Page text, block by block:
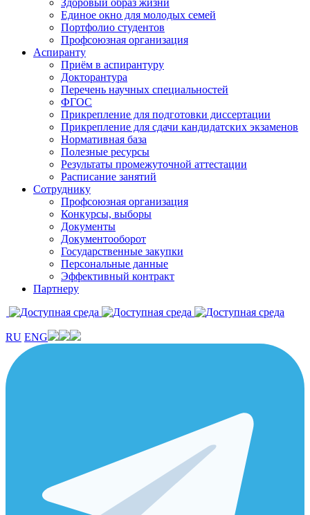
Здоровый образ жизни
Единое окно для молодых семей
Портфолио студентов
Профсоюзная организация
Аспиранту
Приём в аспирантуру
Докторантура
Перечень научных специальностей
ФГОС
Прикрепление для подготовки диссертации
Прикрепление для сдачи кандидатских экзаменов
Нормативная база
Полезные ресурсы
Результаты промежуточной аттестации
Расписание занятий
Сотруднику
Профсоюзная организация
Конкурсы, выборы
Документы
Документооборот
Государственные закупки
Персональные данные
Эффективный контракт
Партнеру
RU ENG